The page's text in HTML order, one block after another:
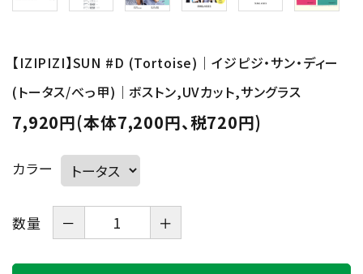
ようこそ 会員名 様
meeting_room ログイン person 新規会員登録
【IZIPIZI】SUN #D (Tortoise)｜イジピジ・サン・ディー
(トータス/べっ甲)｜ボストン,UVカット,サングラス
7,920円(本体7,200円、税720円)
カラー
数量 － ＋